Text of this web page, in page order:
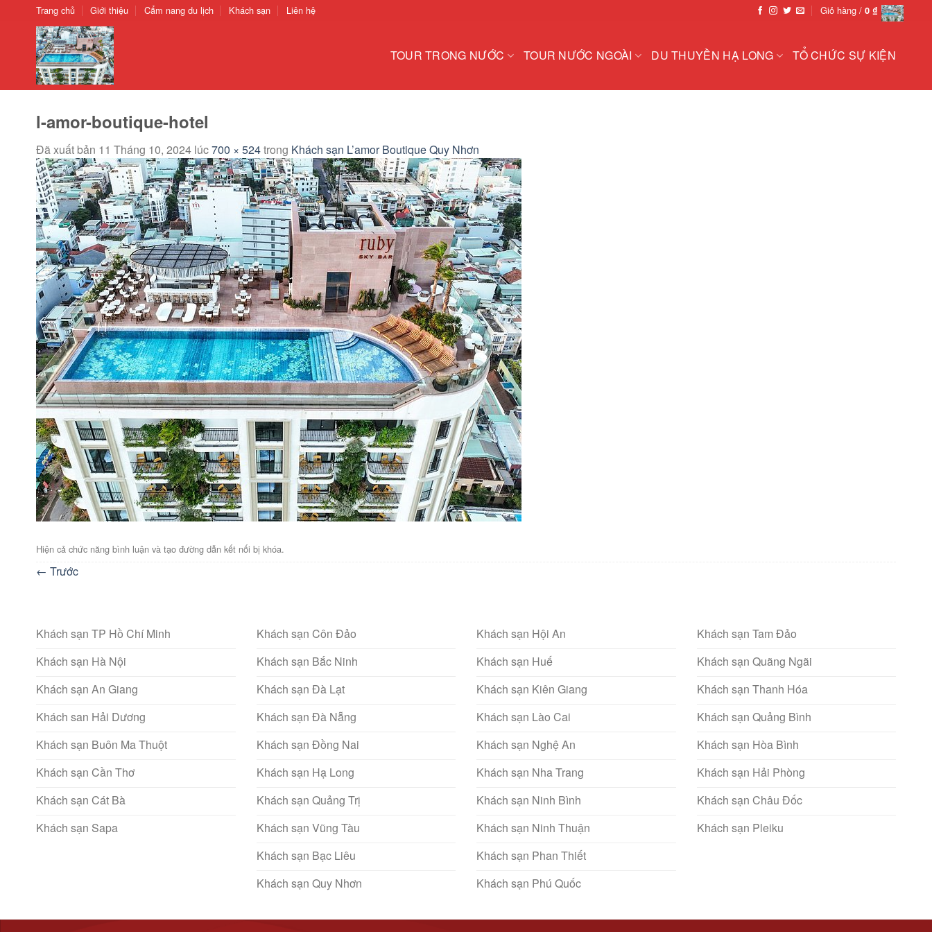
ChuyểnTrang chủ Giới thiệu Cẩm nang du lịch Khách sạn Liên hệ Giỏ hàng / 0 ₫
TOUR TRONG NƯỚC TOUR NƯỚC NGOÀI DU THUYỀN HẠ LONG TỔ CHỨC SỰ KIỆN
l-amor-boutique-hotel
Đã xuất bản 11 Tháng 10, 2024 lúc700 × 524trong Khách sạn L’amor Boutique Quy Nhơn
Hiện cả chức năng bình luận và tạo đường dẫn kết nối bị khóa.
← Trước
Khách sạn TP Hồ Chí Minh
Khách sạn Hà Nội
Khách sạn An Giang
Khách san Hải Dương
Khách sạn Buôn Ma Thuột
Khách sạn Cần Thơ
Khách sạn Cát Bà
Khách sạn Sapa
Khách sạn Côn Đảo
Khách sạn Bắc Ninh
Khách sạn Đà Lạt
Khách sạn Đà Nẵng
Khách sạn Đồng Nai
Khách sạn Hạ Long
Khách sạn Quảng Trị
Khách sạn Vũng Tàu
Khách sạn Bạc Liêu
Khách sạn Quy Nhơn
Khách sạn Hội An
Khách sạn Huế
Khách sạn Kiên Giang
Khách sạn Lào Cai
Khách sạn Nghệ An
Khách sạn Nha Trang
Khách sạn Ninh Bình
Khách sạn Ninh Thuận
Khách sạn Phan Thiết
Khách sạn Phú Quốc
Khách sạn Tam Đảo
Khách sạn Quãng Ngãi
Khách sạn Thanh Hóa
Khách sạn Quảng Bình
Khách sạn Hòa Bình
Khách sạn Hải Phòng
Khách sạn Châu Đốc
Khách sạn Pleiku